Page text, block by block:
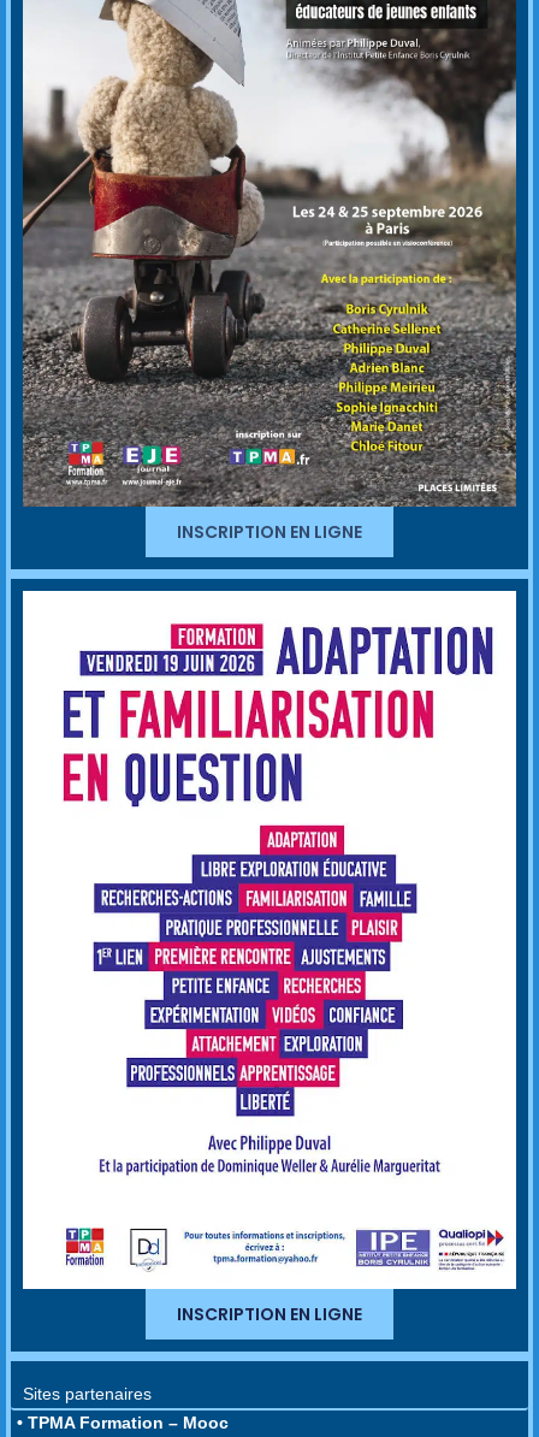
INSCRIPTION EN LIGNE
INSCRIPTION EN LIGNE
Sites partenaires
• TPMA Formation – Mooc